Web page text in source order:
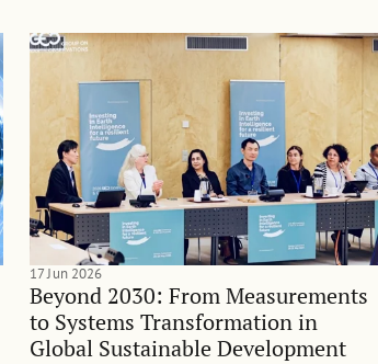
Beyond 2030: From Measurements
to Systems Transformation in
Global Sustainable Development
17 Jun 2026